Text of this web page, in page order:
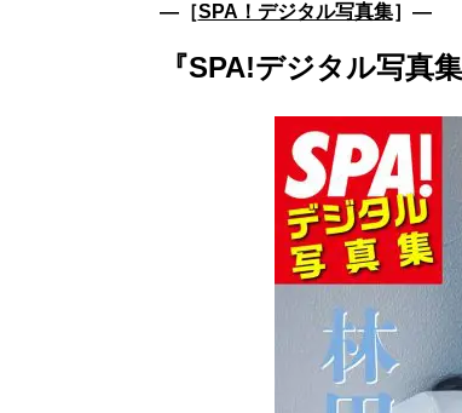
―［SPA！デジタル写真集］―
『SPA!デジタル写真